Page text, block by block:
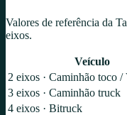
Valores de referência da
eixos.
Veículo
2 eixos · Caminhão toco
3 eixos · Caminhão truck
4 eixos · Bitruck